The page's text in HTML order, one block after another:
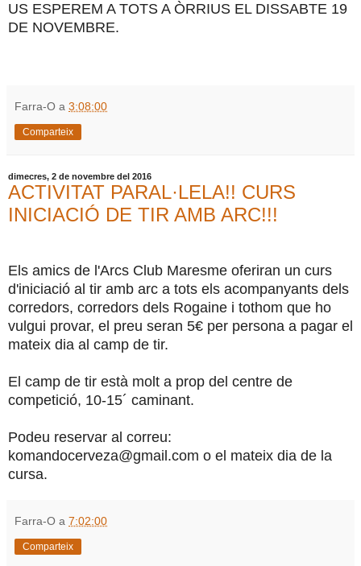
US ESPEREM A TOTS A ÒRRIUS EL DISSABTE 19
DE NOVEMBRE.
Farra-O a 3:08:00
Comparteix
dimecres, 2 de novembre del 2016
ACTIVITAT PARAL·LELA!! CURS
INICIACIÓ DE TIR AMB ARC!!!
Els amics de l'Arcs Club Maresme oferiran un curs
d'iniciació al tir amb arc a tots els acompanyants dels
corredors, corredors dels Rogaine i tothom que ho
vulgui provar, el preu seran 5€ per persona a pagar el
mateix dia al camp de tir.
El camp de tir està molt a prop del centre de
competició, 10-15´ caminant.
Podeu reservar al correu:
komandocerveza@gmail.com o el mateix dia de la
cursa.
Farra-O a 7:02:00
Comparteix